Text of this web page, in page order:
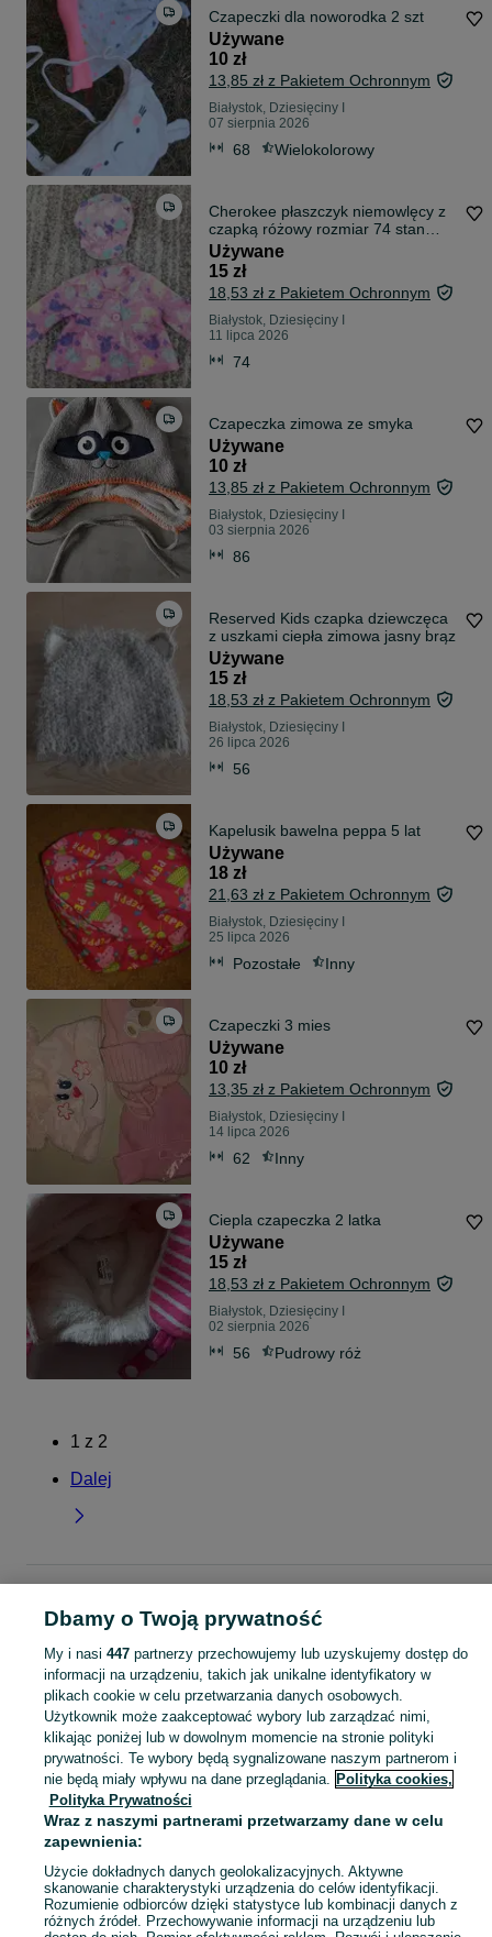
Czapeczki dla noworodka 2 szt
Używane
10 zł
13,85 zł z Pakietem Ochronnym
Białystok, Dziesięciny I
07 sierpnia 2026
68 Wielokolorowy
Cherokee płaszczyk niemowlęcy z
czapką różowy rozmiar 74 stan
idealny
Używane
15 zł
18,53 zł z Pakietem Ochronnym
Białystok, Dziesięciny I
11 lipca 2026
74
Czapeczka zimowa ze smyka
Używane
10 zł
13,85 zł z Pakietem Ochronnym
Białystok, Dziesięciny I
03 sierpnia 2026
86
Reserved Kids czapka dziewczęca
z uszkami ciepła zimowa jasny brąz
Używane
15 zł
18,53 zł z Pakietem Ochronnym
Białystok, Dziesięciny I
26 lipca 2026
56
Kapelusik bawelna peppa 5 lat
Używane
18 zł
21,63 zł z Pakietem Ochronnym
Białystok, Dziesięciny I
25 lipca 2026
Pozostałe Inny
Czapeczki 3 mies
Używane
10 zł
13,35 zł z Pakietem Ochronnym
Białystok, Dziesięciny I
14 lipca 2026
62 Inny
Ciepla czapeczka 2 latka
Używane
15 zł
18,53 zł z Pakietem Ochronnym
Białystok, Dziesięciny I
02 sierpnia 2026
56 Pudrowy róż
1 z 2
Dalej
Czapki - Białystok
Czapki - Dziesięciny I
KATEGORIA
ubranko do chrztu dla chłopca,ubranko do chrztu dla dziewczynki,ubranko
Zobacz
Mapa kategorii
Mapa miejscowości
Mapa ministron
Popularne wyszukiwania
Dbamy o Twoją prywatność
My i nasi 447partnerzy przechowujemy lub uzyskujemy dostęp do
informacji na urządzeniu, takich jak unikalne identyfikatory w
plikach cookie w celu przetwarzania danych osobowych.
Użytkownik może zaakceptować wybory lub zarządzać nimi,
klikając poniżej lub w dowolnym momencie na stronie polityki
prywatności. Te wybory będą sygnalizowane naszym partnerom i
nie będą miały wpływu na dane przeglądania. Polityka cookies,
Polityka Prywatności
Wraz z naszymi partnerami przetwarzamy dane w celu
zapewnienia:
Użycie dokładnych danych geolokalizacyjnych. Aktywne
skanowanie charakterystyki urządzenia do celów identyfikacji.
Rozumienie odbiorców dzięki statystyce lub kombinacji danych z
różnych źródeł. Przechowywanie informacji na urządzeniu lub